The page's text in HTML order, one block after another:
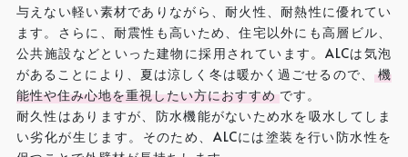
与えない軽い素材でありながら、耐火性、耐熱性に優れてい
ます。さらに、耐震性も高いため、住宅以外にも高層ビル、
公共施設などといった建物に採用されています。ALCは気泡
があることにより、夏は涼しく冬は暖かく過ごせるので、
機
能性や住み心地を重視したい方におすすめ です。
耐久性はありますが、防水機能がないため水を吸水してしま
い劣化が生じます。そのため、ALCには塗装を行い防水性を